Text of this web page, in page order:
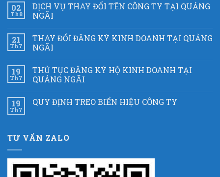
02
Th8
DỊCH VỤ THAY ĐỔI TÊN CÔNG TY TẠI QUẢNG
NGÃI
21
Th7
THAY ĐỔI ĐĂNG KÝ KINH DOANH TẠI QUẢNG
NGÃI
19
Th7
THỦ TỤC ĐĂNG KÝ HỘ KINH DOANH TẠI
QUẢNG NGÃI
19
Th7
QUY ĐỊNH TREO BIỂN HIỆU CÔNG TY
TƯ VẤN ZALO